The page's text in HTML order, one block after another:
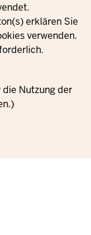
erklären Sie
verwenden.
Nutzung der